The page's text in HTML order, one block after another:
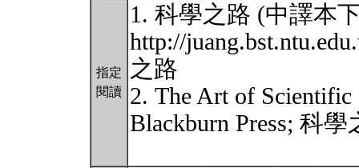
指定
閱讀
1. 科學之路 (中譯本
http://
之路
2. The Art of
Blackburn Press; 科